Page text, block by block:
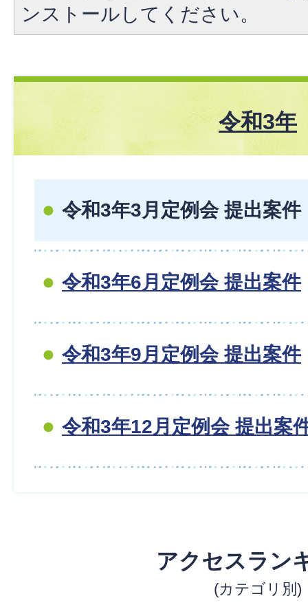
ンストールしてください。
令和3年
令和3年3月定例会 提出案件
令和3年6月定例会 提出案件
令和3年9月定例会 提出案件
令和3年12月定例会 提出案
アクセスラン
(カテゴリ別)